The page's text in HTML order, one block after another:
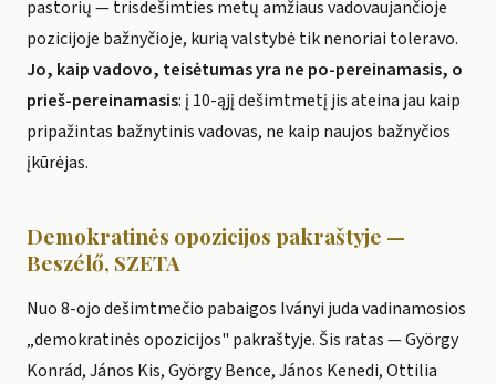
pastorių — trisdešimties metų amžiaus vadovaujančioje
pozicijoje bažnyčioje, kurią valstybė tik nenoriai toleravo.
Jo, kaip vadovo, teisėtumas yra ne po-pereinamasis, o
prieš-pereinamasis: į 10-ąjį dešimtmetį jis ateina jau kaip
pripažintas bažnytinis vadovas, ne kaip naujos bažnyčios
įkūrėjas.
Demokratinės opozicijos pakraštyje —
Beszélő, SZETA
Nuo 8-ojo dešimtmečio pabaigos Iványi juda vadinamosios
„demokratinės opozicijos" pakraštyje. Šis ratas — György
Konrád, János Kis, György Bence, János Kenedi, Ottilia